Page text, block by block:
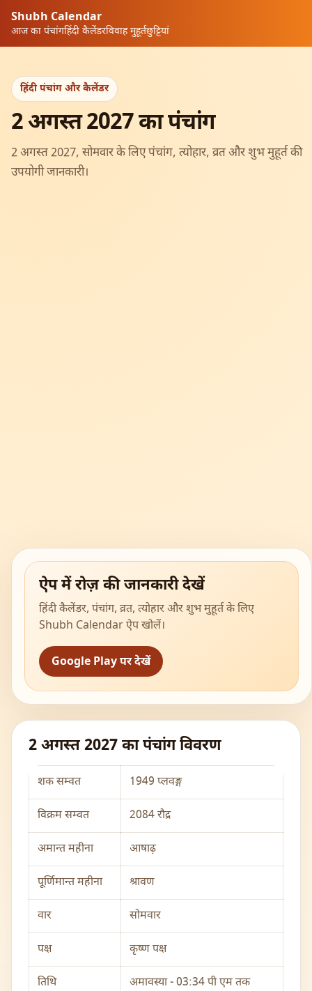
Shubh Calendar
आज का पंचांगहिंदी कैलेंडरविवाह मुहूर्तछुट्टियां
हिंदी पंचांग और कैलेंडर
2 अगस्त 2027 का पंचांग
2 अगस्त 2027, सोमवार के लिए पंचांग, त्योहार, व्रत और शुभ मुहूर्त की
उपयोगी जानकारी।
ऐप में रोज़ की जानकारी देखें
हिंदी कैलेंडर, पंचांग, व्रत, त्योहार और शुभ मुहूर्त के लिए
Shubh Calendar ऐप खोलें।
Google Play पर देखें
2 अगस्त 2027 का पंचांग विवरण
शक सम्वत 1949 प्लवङ्ग
विक्रम सम्वत 2084 रौद्र
अमान्त महीना आषाढ़
पूर्णिमान्त महीना श्रावण
वार सोमवार
पक्ष कृष्ण पक्ष
तिथि अमावस्या - 03:34 पी एम तक